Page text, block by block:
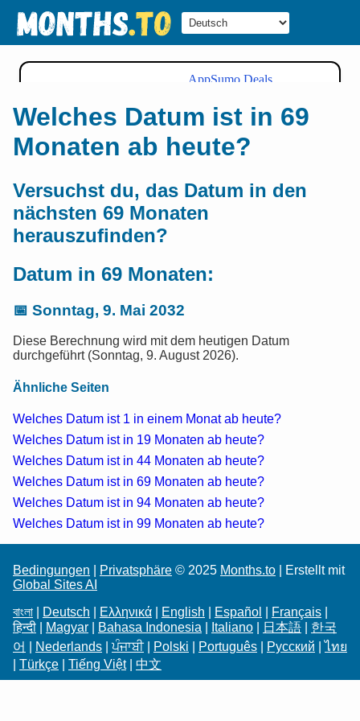
Welches Datum ist in 69
Monaten ab heute?
Versuchst du, das Datum in den
nächsten 69 Monaten
herauszufinden?
Datum in 69 Monaten:
📅 Sonntag, 9. Mai 2032
Diese Berechnung wird mit dem heutigen Datum
durchgeführt (Sonntag, 9. August 2026).
Ähnliche Seiten
Welches Datum ist 1 in einem Monat ab heute?
Welches Datum ist in 19 Monaten ab heute?
Welches Datum ist in 44 Monaten ab heute?
Welches Datum ist in 69 Monaten ab heute?
Welches Datum ist in 94 Monaten ab heute?
Welches Datum ist in 99 Monaten ab heute?
Bedingungen Privatsphäre © 2025 Months.to | Erstellt mit
Global Sites AI
বাংলা
Deutsch Ελληνικά English Español Français
हिन्दी
Magyar Bahasa Indonesia Italiano 日本語
한국
어
Nederlands |ਪੰਜਾਬੀ| Polski Português Русский |ไทย
Türkçe Tiếng Việt| 中文